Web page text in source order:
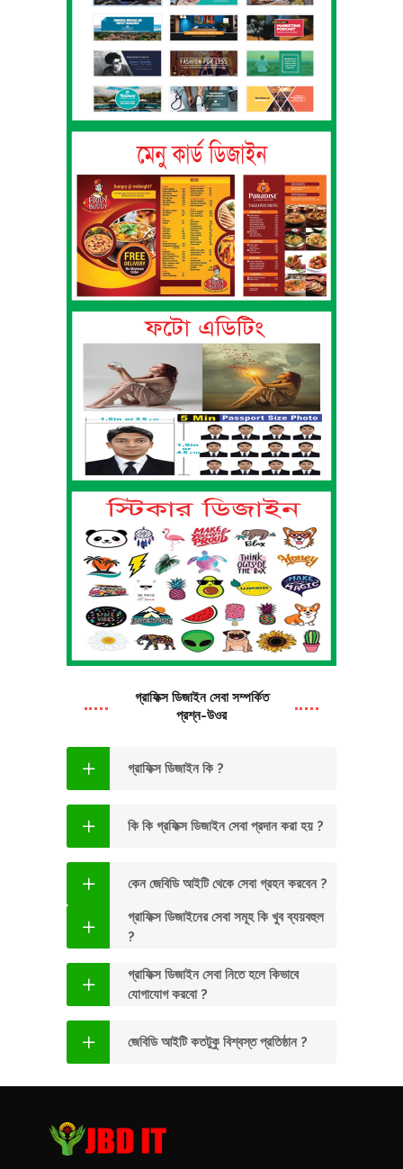
গ্রাফিক্স ডিজাইন সেবা সম্পর্কিত
প্রশ্ন-উওর
গ্রাফিক্স ডিজাইন কি ?
কি কি গ্রফিক্স ডিজাইন সেবা প্রদান করা হয় ?
কেন জেবিডি আইটি থেকে সেবা গ্রহন করবেন ?
গ্রাফিক্স ডিজাইনের সেবা সমূহ কি খুব ব্যয়বহুল
?
গ্রাফিক্স ডিজাইন সেবা নিতে হলে কিভাবে
যােগাযোগ করবো ?
জেবিডি আইটি কতটুকু বিশ্বস্ত প্রতিষ্ঠান ?